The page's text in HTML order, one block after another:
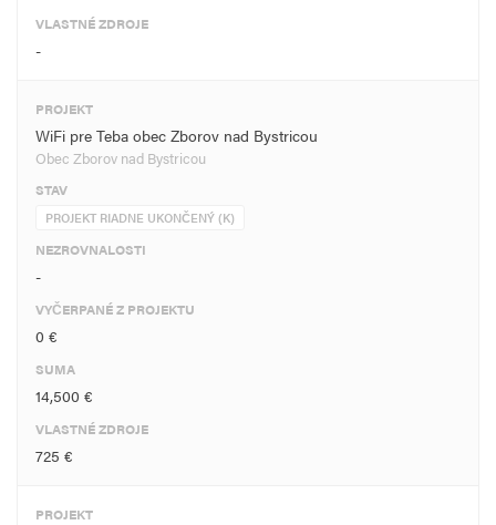
VLASTNÉ ZDROJE
-
PROJEKT
WiFi pre Teba obec Zborov nad Bystricou
Obec Zborov nad Bystricou
STAV
PROJEKT RIADNE UKONČENÝ (K)
NEZROVNALOSTI
-
VYČERPANÉ Z PROJEKTU
0 €
SUMA
14,500 €
VLASTNÉ ZDROJE
725 €
PROJEKT